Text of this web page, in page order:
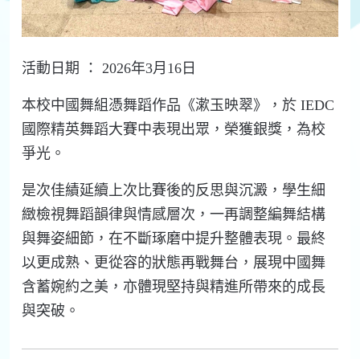
活動日期 ： 2026年3月16日
本校中國舞組憑舞蹈作品《漱玉映翠》，於 IEDC
國際精英舞蹈大賽中表現出眾，榮獲銀獎，為校
爭光。
是次佳績延續上次比賽後的反思與沉澱，學生細
緻檢視舞蹈韻律與情感層次，一再調整編舞結構
與舞姿細節，在不斷琢磨中提升整體表現。最終
以更成熟、更從容的狀態再戰舞台，展現中國舞
含蓄婉約之美，亦體現堅持與精進所帶來的成長
與突破。